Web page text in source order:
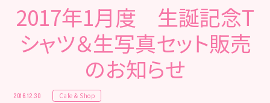
2017年1月度 生誕記念T
シャツ＆生写真セット販売
のお知らせ
2016.12.30 Cafe & Shop